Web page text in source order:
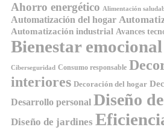
Ahorro energético Alimentación
Automatización del hogar
Automatización industrial Avances
Bienestar emocional
Ciberseguridad Consumo responsable
interiores Decoración del hogar
Desarrollo personal Diseño
Diseño de jardines